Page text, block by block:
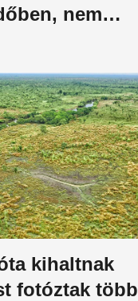
nem
kihaltnak
fotóztak több